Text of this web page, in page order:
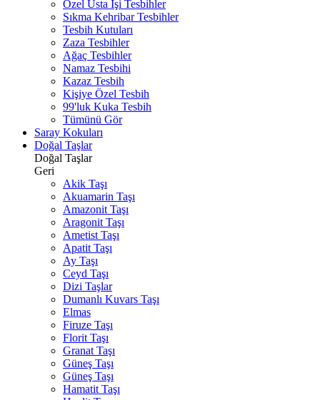
Özel Usta İşi Tesbihler
Sıkma Kehribar Tesbihler
Tesbih Kutuları
Zaza Tesbihler
Ağaç Tesbihler
Namaz Tesbihi
Kazaz Tesbih
Kişiye Özel Tesbih
99'luk Kuka Tesbih
Tümünü Gör
Saray Kokuları
Doğal Taşlar
Doğal Taşlar
Geri
Akik Taşı
Akuamarin Taşı
Amazonit Taşı
Aragonit Taşı
Ametist Taşı
Apatit Taşı
Ay Taşı
Ceyd Taşı
Dizi Taşlar
Dumanlı Kuvars Taşı
Elmas
Firuze Taşı
Florit Taşı
Granat Taşı
Güneş Taşı
Güneş Taşı
Hamatit Taşı